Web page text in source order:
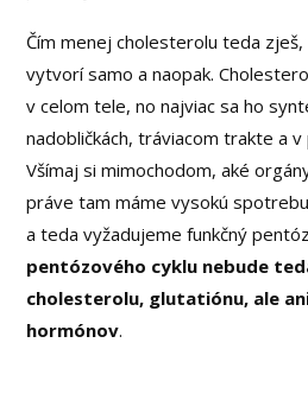
Čím menej cholesterolu teda
vytvorí samo a naopak.
v celom tele, no najviac sa ho
nadobličkách, tráviacom trakte a v
Všímaj si mimochodom, aké
práve tam máme vysokú
a teda vyžadujeme funkčný
pentózového cyklu nebude
cholesterolu, glutatiónu, ale
hormónov.